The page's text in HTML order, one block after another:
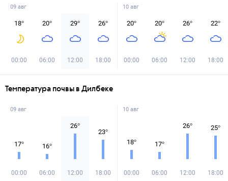
09 авг
18°
00:00
20°
06:00
29°
12:00
26°
18:00
10 авг
20°
00:00
20°
06:00
26°
12:00
22°
18:00
Температура почвы в Дилбеке
09 авг
17°
00:00
16°
06:00
26°
12:00
23°
18:00
10 авг
18°
00:00
17°
06:00
26°
12:00
25°
18:00